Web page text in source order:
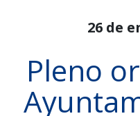
26 de
Pleno